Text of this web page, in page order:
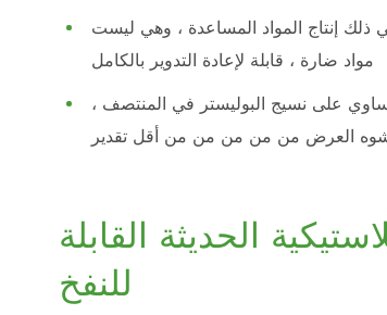
ذلك إنتاج المواد المساعدة ، وهي ليست
مواد ضارة ، قابلة لإعادة التدوير بالكامل
على نسيج البوليستر في المنتصف ،
الحديثة القابلة
للنفخ